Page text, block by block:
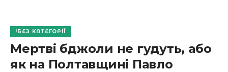
БЕЗ КАТЕГОРІЇ
Мертві бджоли не гудуть, або
як на Полтавщині Павло